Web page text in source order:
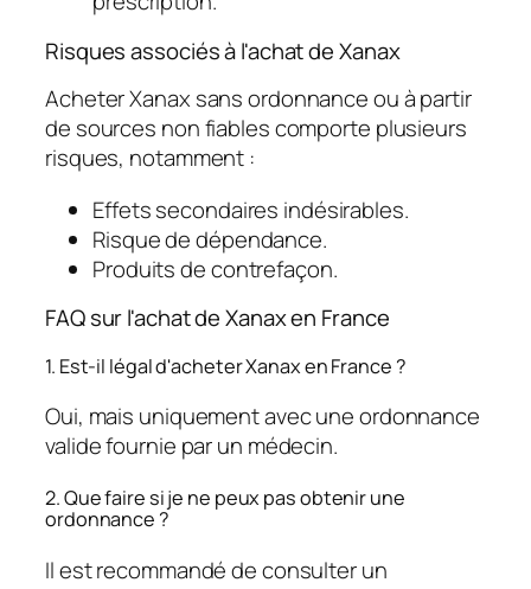
Risques associés à l'achat de Xanax
Acheter Xanax sans ordonnance ou à partir
de sources non fiables comporte plusieurs
risques, notamment :
Effets secondaires indésirables.
Risque de dépendance.
Produits de contrefaçon.
FAQ sur l'achat de Xanax en France
1. Est-il légal d'acheter Xanax en France ?
Oui, mais uniquement avec une ordonnance
valide fournie par un médecin.
2. Que faire si je ne peux pas obtenir une
ordonnance ?
Il est recommandé de consulter un